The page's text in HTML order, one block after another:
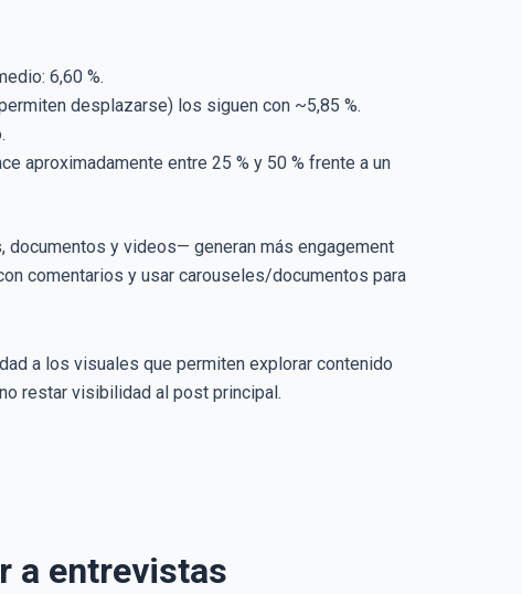
6,60 %.
desplazarse) los siguen con ~5,85 %.
aproximadamente entre 25 % y 50 % frente a un
y videos— generan más engagement
comentarios y usar carouseles/documentos para
a los visuales que permiten explorar contenido
restar visibilidad al post principal.
a entrevistas